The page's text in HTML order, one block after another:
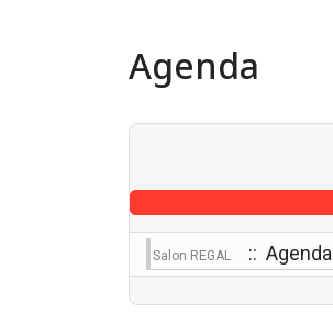
Agenda
Salon REGAL :: Agenda